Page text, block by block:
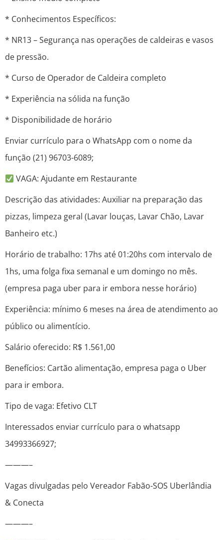
* Conhecimentos Específicos:
* NR13 – Segurança nas operações de caldeiras e vasos
de pressão.
* Curso de Operador de Caldeira completo
* Experiência na sólida na função
* Disponibilidade de horário
Enviar currículo para o WhatsApp com o nome da
função (21) 96703-6089;
VAGA: Ajudante em Restaurante
Descrição das atividades: Auxiliar na preparação das
pizzas, limpeza geral (Lavar louças, Lavar Chão, Lavar
Banheiro etc.)
Horário de trabalho: 17hs até 01:20hs com intervalo de
1hs, uma folga fixa semanal e um domingo no mês.
(empresa paga uber para ir embora nesse horário)
Experiência: mínimo 6 meses na área de atendimento ao
público ou alimentício.
Salário oferecido: R$ 1.561,00
Benefícios: Cartão alimentação, empresa paga o Uber
para ir embora.
Tipo de vaga: Efetivo CLT
Interessados enviar currículo para o whatsapp
34993366927;
———–
Vagas divulgadas pelo Vereador Fabão-SOS Uberlândia
& Conecta
———–